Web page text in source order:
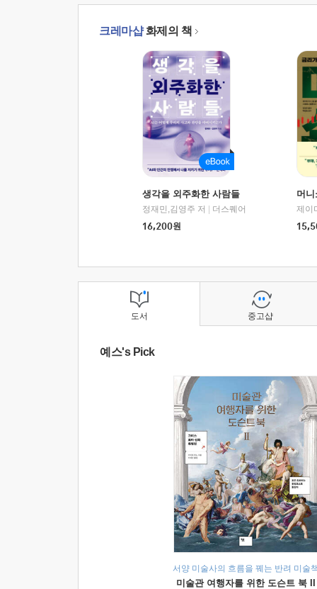
크레마샵화제의 책
생각을 외주화한 사람들
정재민,김영주 저
더스퀘어
16,200원
머
도서
예스's Pick
서양 미술사의 흐름을 꿰는 반려 미술
미술관 여행자를 위한 도슨트 북 II
중고샵